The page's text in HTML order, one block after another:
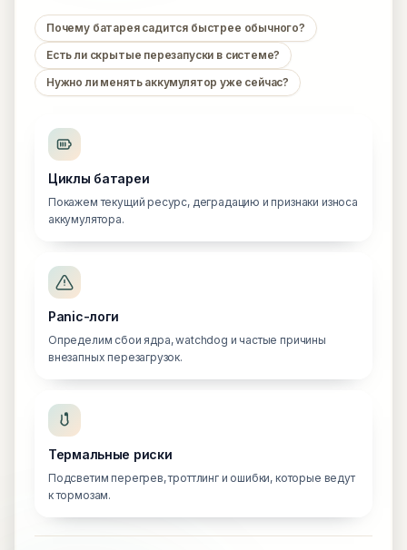
Почему батарея садится быстрее обычного?
Есть ли скрытые перезапуски в системе?
Нужно ли менять аккумулятор уже сейчас?
Циклы батареи
Покажем текущий ресурс, деградацию и признаки износа
аккумулятора.
Panic-логи
Определим сбои ядра, watchdog и частые причины
внезапных перезагрузок.
Термальные риски
Подсветим перегрев, троттлинг и ошибки, которые ведут
к тормозам.